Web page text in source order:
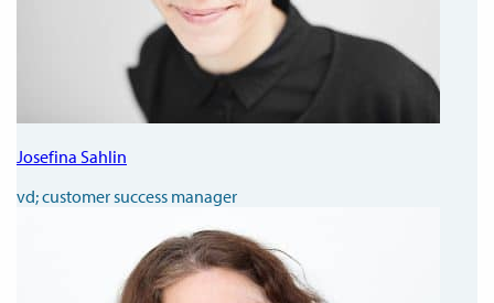
Josefina Sahlin
vd; customer success manager